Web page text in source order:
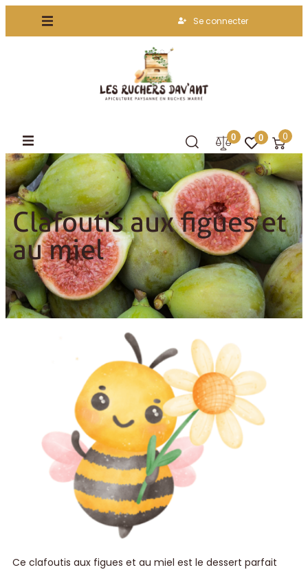
Se connecter
0 0 0
Accueil Clafoutis aux figues et au miel
Clafoutis aux figues et
au miel
Ce clafoutis aux figues et au miel est le dessert parfait